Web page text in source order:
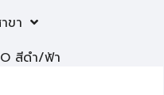
ขา
สีดำ/ฟ้า